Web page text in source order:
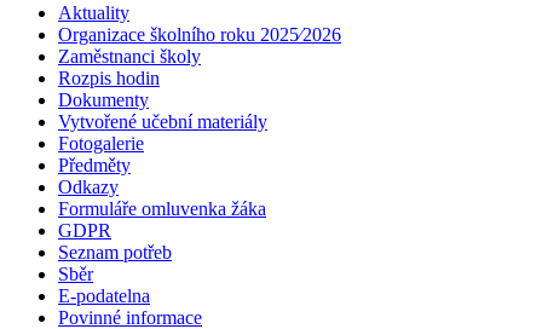
Aktuality
Organizace školního roku 2025⁄2026
Zaměstnanci školy
Rozpis hodin
Dokumenty
Vytvořené učební materiály
Fotogalerie
Předměty
Odkazy
Formuláře omluvenka žáka
GDPR
Seznam potřeb
Sběr
E-podatelna
Povinné informace